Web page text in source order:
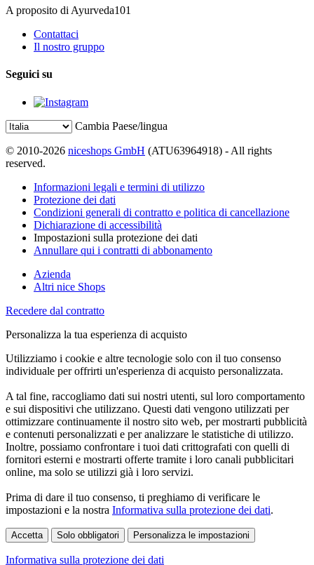
A proposito di Ayurveda101
Contattaci
Il nostro gruppo
Seguici su
Cambia Paese/lingua
© 2010-2026 niceshops GmbH (ATU63964918) - All rights
reserved.
Informazioni legali e termini di utilizzo
Protezione dei dati
Condizioni generali di contratto e politica di cancellazione
Dichiarazione di accessibilità
Impostazioni sulla protezione dei dati
Annullare qui i contratti di abbonamento
Azienda
Altri nice Shops
Recedere dal contratto
Personalizza la tua esperienza di acquisto
Utilizziamo i cookie e altre tecnologie solo con il tuo consenso
individuale per offrirti un'esperienza di acquisto personalizzata.
A tal fine, raccogliamo dati sui nostri utenti, sul loro comportamento
e sui dispositivi che utilizzano. Questi dati vengono utilizzati per
ottimizzare continuamente il nostro sito web, per mostrarti pubblicità
e contenuti personalizzati e per analizzare le statistiche di utilizzo.
Inoltre, possiamo confrontare i tuoi dati crittografati con quelli di
fornitori esterni e mostrarti offerte tramite i loro canali pubblicitari
online, ma solo se utilizzi già i loro servizi.
Prima di dare il tuo consenso, ti preghiamo di verificare le
impostazioni e la nostra Informativa sulla protezione dei dati.
Accetta Solo obbligatori Personalizza le impostazioni
Informativa sulla protezione dei dati